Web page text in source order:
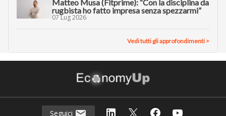
Matteo Musa (Fitprime): “Con la disciplina da
rugbista ho fatto impresa senza spezzarmi”
07 Lug 2026
Vedi tutti gli approfondimenti >
Seguici